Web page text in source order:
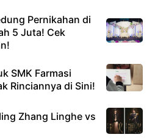
Pernikahan di
5 Juta! Cek
SMK Farmasi
Rinciannya di Sini!
Zhang Linghe vs